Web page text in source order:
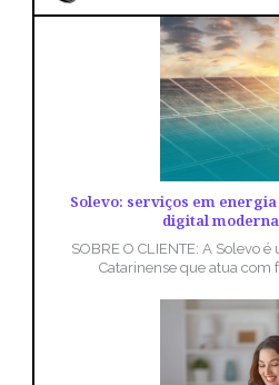
Solevo: serviços em
digital
SOBRE O CLIENTE: A Solevo
Catarinense que atua com